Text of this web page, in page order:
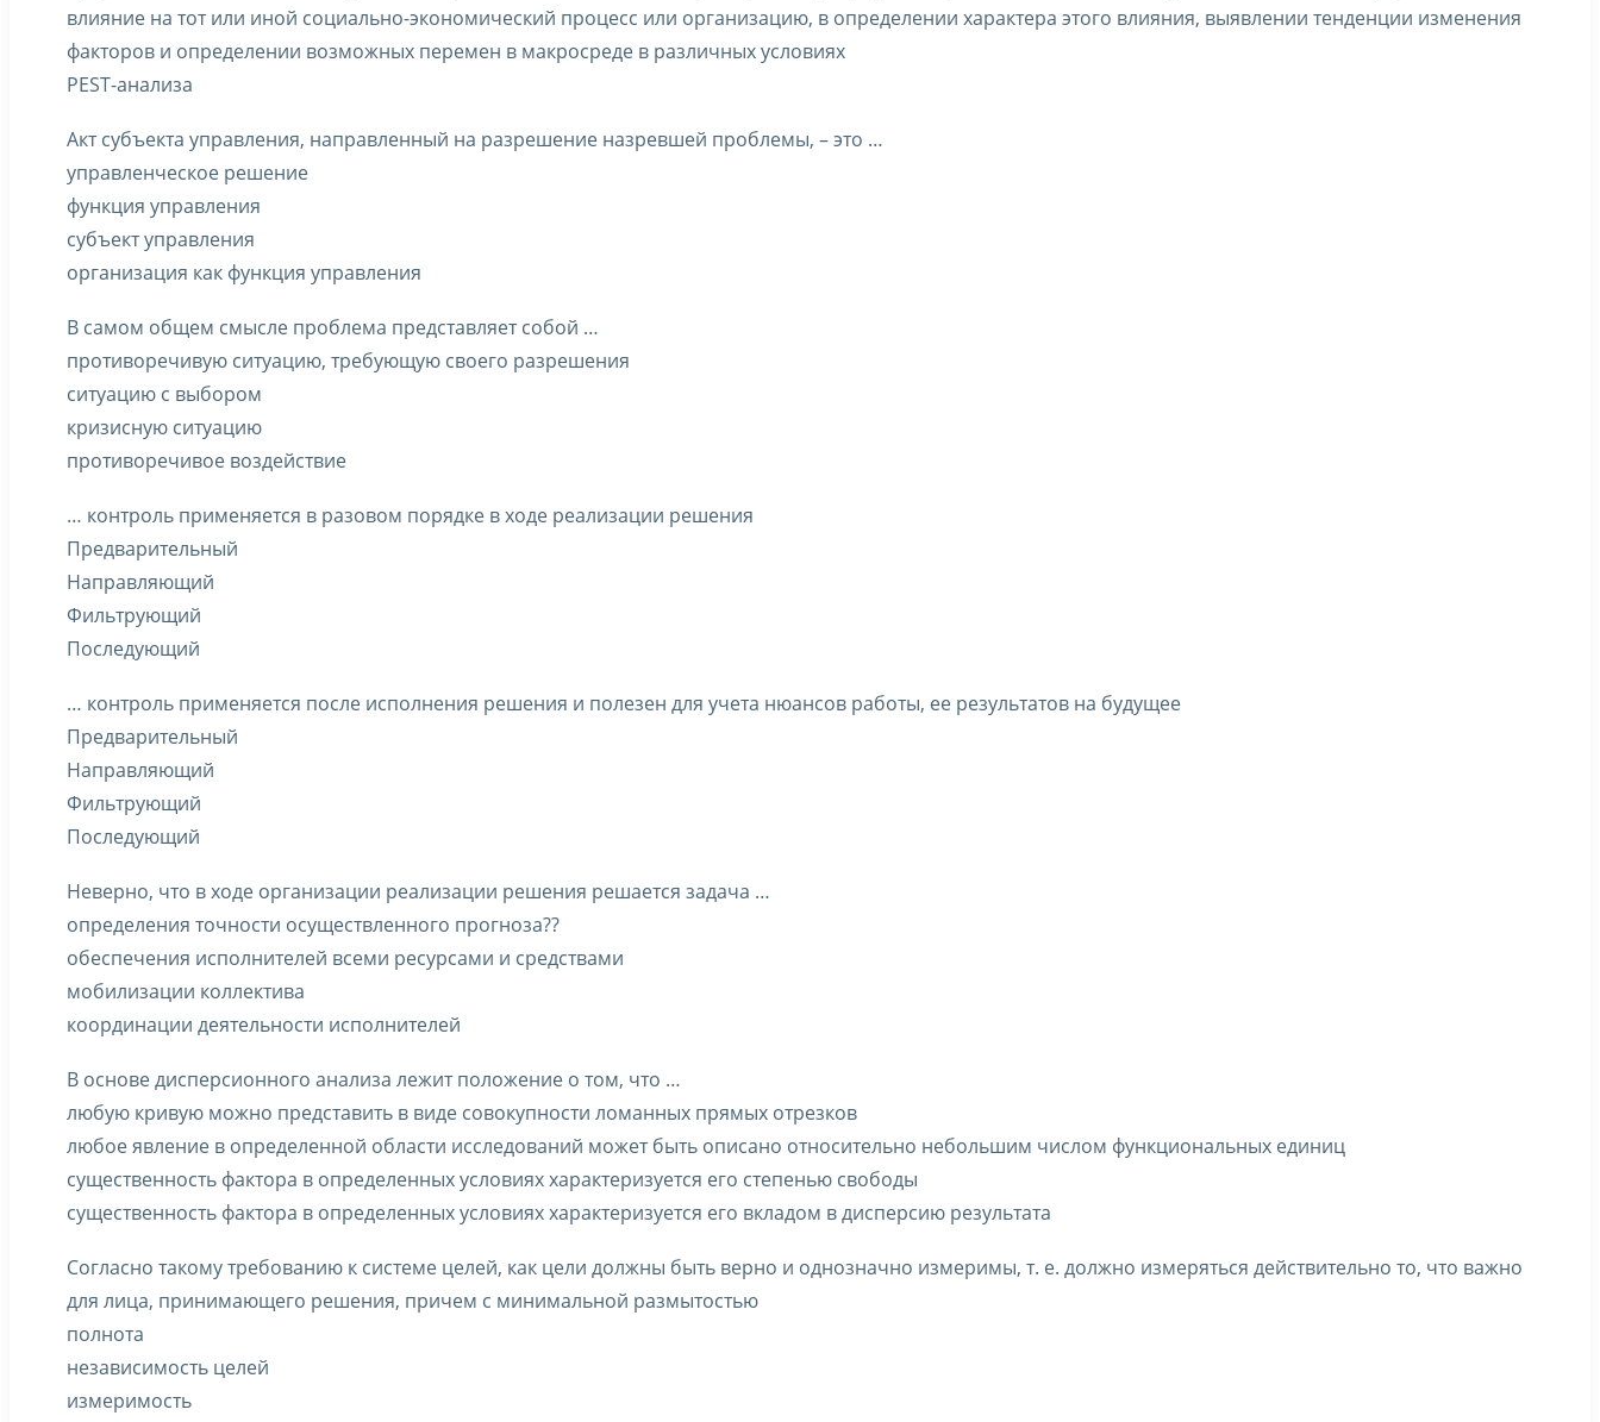
влияние на тот или иной социально-экономический процесс или организацию, в определении характера этого влияния, выявлении тенденции изменения
факторов и определении возможных перемен в макросреде в различных условиях
PEST-анализа
Акт субъекта управления, направленный на разрешение назревшей проблемы, – это …
управленческое решение
функция управления
субъект управления
организация как функция управления
В самом общем смысле проблема представляет собой …
противоречивую ситуацию, требующую своего разрешения
ситуацию с выбором
кризисную ситуацию
противоречивое воздействие
… контроль применяется в разовом порядке в ходе реализации решения
Предварительный
Направляющий
Фильтрующий
Последующий
… контроль применяется после исполнения решения и полезен для учета нюансов работы, ее результатов на будущее
Предварительный
Направляющий
Фильтрующий
Последующий
Неверно, что в ходе организации реализации решения решается задача …
определения точности осуществленного прогноза??
обеспечения исполнителей всеми ресурсами и средствами
мобилизации коллектива
координации деятельности исполнителей
В основе дисперсионного анализа лежит положение о том, что …
любую кривую можно представить в виде совокупности ломанных прямых отрезков
любое явление в определенной области исследований может быть описано относительно небольшим числом функциональных единиц
существенность фактора в определенных условиях характеризуется его степенью свободы
существенность фактора в определенных условиях характеризуется его вкладом в дисперсию результата
Согласно такому требованию к системе целей, как цели должны быть верно и однозначно измеримы, т. е. должно измеряться действительно то, что важно
для лица, принимающего решения, причем с минимальной размытостью
полнота
независимость целей
измеримость